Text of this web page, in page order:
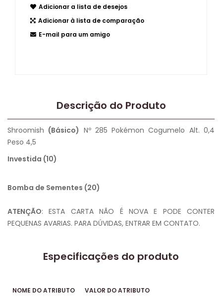
Adicionar a lista de desejos
Adicionar à lista de comparação
E-mail para um amigo
Descrição do Produto
Shroomish (Básico) Nº 285 Pokémon Cogumelo Alt. 0,4
Peso 4,5
Investida (10)
Bomba de Sementes (20)
ATENÇÃO: ESTA CARTA NÃO É NOVA E PODE CONTER
PEQUENAS AVARIAS. PARA DÚVIDAS, ENTRAR EM CONTATO.
Especificações do produto
NOME DO ATRIBUTO VALOR DO ATRIBUTO